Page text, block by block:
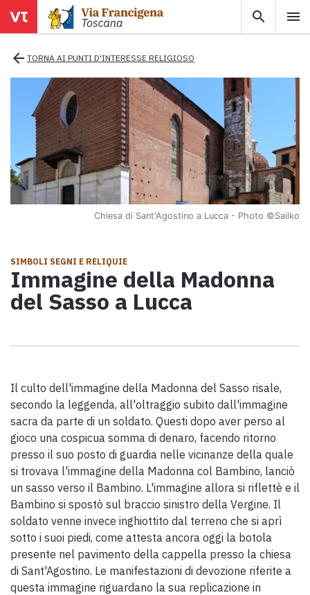
search menu
Territori
Tappe
Info utili
Mappa
Toscana.
Ebook
la Via Francigena Toscana.
ITALIANO keyboard_arrow_up
menu close
arrow_back TORNA AI PUNTI D'INTERESSE RELIGIOSO
Chiesa di Sant'Agostino a Lucca - Photo ©Sailko
SIMBOLI SEGNI E RELIQUIE
Immagine della Madonna
del Sasso a Lucca
Il culto dell'immagine della Madonna del Sasso risale,
secondo la leggenda, all'oltraggio subito dall'immagine
sacra da parte di un soldato. Questi dopo aver perso al
gioco una cospicua somma di denaro, facendo ritorno
presso il suo posto di guardia nelle vicinanze della quale
si trovava l'immagine della Madonna col Bambino, lanciò
un sasso verso il Bambino. L'immagine allora si riflettè e il
Bambino si spostò sul braccio sinistro della Vergine. Il
soldato venne invece inghiottito dal terreno che si aprì
sotto i suoi piedi, come attesta ancora oggi la botola
presente nel pavimento della cappella presso la chiesa
di Sant'Agostino. Le manifestazioni di devozione riferite a
questa immagine riguardano la sua replicazione in